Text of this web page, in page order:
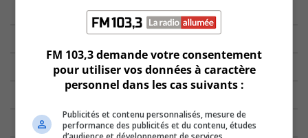
FM 103,3 demande votre consentement
pour utiliser vos données à caractère
personnel dans les cas suivants :
Publicités et contenu personnalisés, mesure de
performance des publicités et du contenu, études